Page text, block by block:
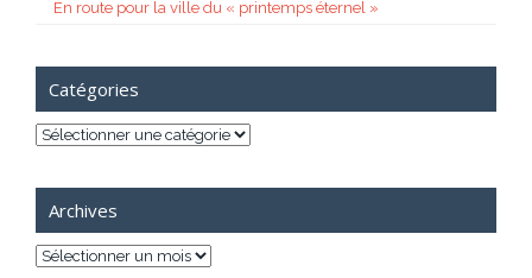
En route pour la ville du « printemps éternel »
Catégories
Catégories
Archives
Archives